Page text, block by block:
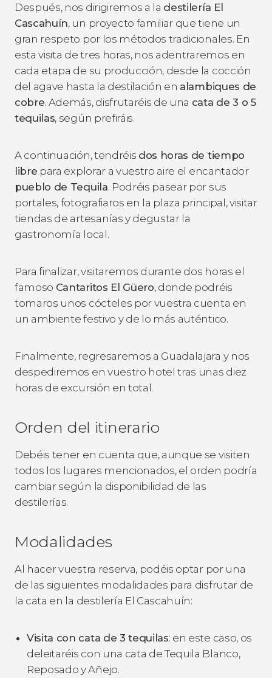
Después, nos dirigiremos a la destilería El
Cascahuín, un proyecto familiar que tiene un
gran respeto por los métodos tradicionales. En
esta visita de tres horas, nos adentraremos en
cada etapa de su producción, desde la cocción
del agave hasta la destilación en alambiques de
cobre. Además, disfrutaréis de una cata de 3 o 5
tequilas, según prefiráis.
A continuación, tendréis dos horas de tiempo
libre para explorar a vuestro aire el encantador
pueblo de Tequila. Podréis pasear por sus
portales, fotografiaros en la plaza principal, visitar
tiendas de artesanías y degustar la
gastronomía local.
Para finalizar, visitaremos durante dos horas el
famoso Cantaritos El Güero, donde podréis
tomaros unos cócteles por vuestra cuenta en
un ambiente festivo y de lo más auténtico.
Finalmente, regresaremos a Guadalajara y nos
despediremos en vuestro hotel tras unas diez
horas de excursión en total.
Orden del itinerario
Debéis tener en cuenta que, aunque se visiten
todos los lugares mencionados, el orden podría
cambiar según la disponibilidad de las
destilerías.
Modalidades
Al hacer vuestra reserva, podéis optar por una
de las siguientes modalidades para disfrutar de
la cata en la destilería El Cascahuín:
Visita con cata de 3 tequilas: en este caso, os
deleitaréis con una cata de Tequila Blanco,
Reposado y Añejo.